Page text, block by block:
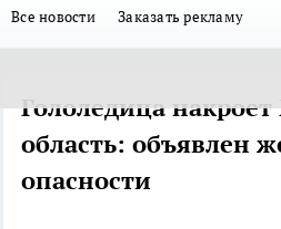
Все новости Заказать рекламу
Гололедица
область: объявлен
опасности